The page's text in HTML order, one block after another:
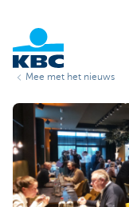
Mee met het nieuws